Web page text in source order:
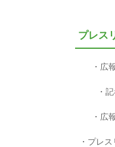
プレス
広
広
プレス